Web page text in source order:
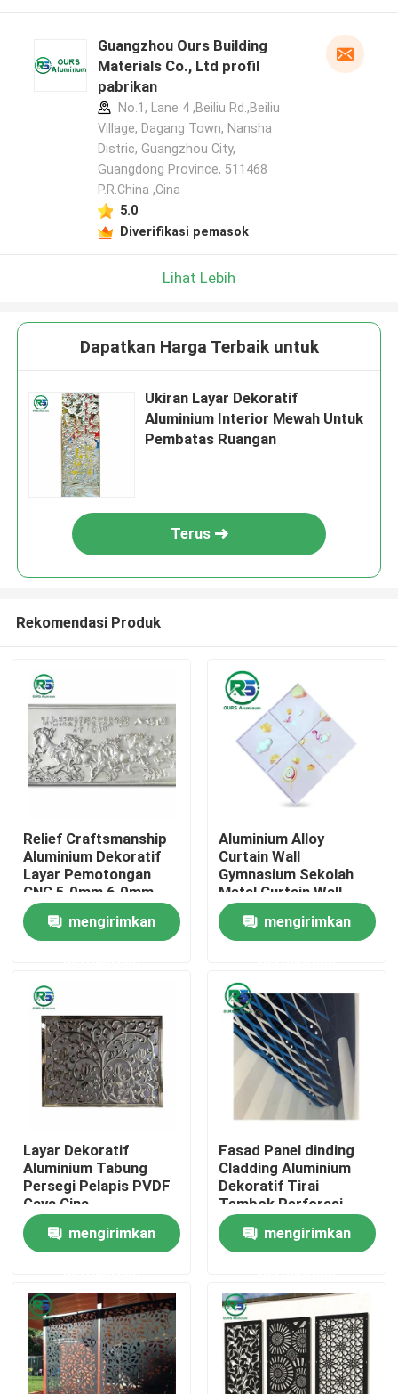
Rumah
Produk
Tampilan VR
Tentang kami
Tur Pabrik
Kontrol kualitas
Hubungi kami
Panel Dinding Aluminium
Panel Sarang Lebah Aluminium
Guangzhou Ours Building
Materials Co., Ltd profil
pabrikan
No.1, Lane 4 ,Beiliu Rd.,Beiliu
Village, Dagang Town, Nansha
Distric, Guangzhou City,
Guangdong Province, 511468
P.R.China ,Cina
5.0
Diverifikasi pemasok
Lihat Lebih
Dapatkan Harga Terbaik untuk
Ukiran Layar Dekoratif
Aluminium Interior Mewah Untuk
Pembatas Ruangan
Terus
Rekomendasi Produk
Relief Craftsmanship
Aluminium Dekoratif
Layar Pemotongan
CNC 5.0mm 6.0mm
mengirimkan
Aluminium Alloy
Curtain Wall
Gymnasium Sekolah
Metal Curtain Wall
Modern Alloy Curtain
Wall
mengirimkan
Layar Dekoratif
Aluminium Tabung
Persegi Pelapis PVDF
Gaya Cina
mengirimkan
Fasad Panel dinding
Cladding Aluminium
Dekoratif Tirai
Tembok Perforasi
Metal Fasad
Aluminium Alloy Tirai
Tembok
mengirimkan